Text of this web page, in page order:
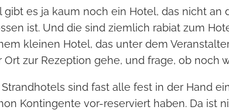
gibt es ja kaum noch ein Hotel, das nicht an
ist. Und die sind ziemlich rabiat zum
kleinen Hotel, das unter dem
Ort zur Rezeption gehe, und frage, ob noch
sind fast alle fest in der Hand
Kontingente vor-reserviert haben. Da ist